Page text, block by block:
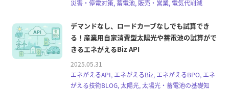
災害・停電対策, 蓄電池, 販売・営業, 電気代削減
デマンドなし、ロードカーブなしでも試算でき
る！産業用自家消費型太陽光や蓄電池の試算がで
きるエネがえるBiz API
2025.05.31
エネがえるAPI, エネがえるBiz, エネがえるBPO, エネ
がえる技術BLOG, 太陽光, 太陽光・蓄電池の基礎知